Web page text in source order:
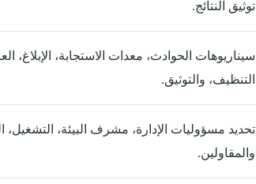
توثيق النتائج.
سيناريوهات الحوادث، معدات الاستجابة، الإبلاغ،
التنظيف، والتوثيق.
تحديد مسؤوليات الإدارة، مشرف البيئة، التشغيل،
والمقاولين.